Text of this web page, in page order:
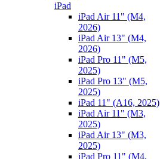
iPad
iPad Air 11" (M4,
2026)
iPad Air 13" (M4,
2026)
iPad Pro 11" (M5,
2025)
iPad Pro 13" (M5,
2025)
iPad 11" (A16, 2025)
iPad Air 11" (M3,
2025)
iPad Air 13" (M3,
2025)
iPad Pro 11" (M4,